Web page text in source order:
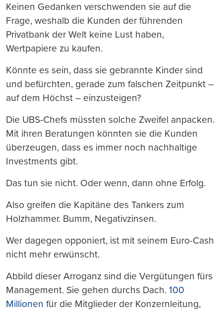
Keinen Gedanken verschwenden sie auf die
Frage, weshalb die Kunden der führenden
Privatbank der Welt keine Lust haben,
Wertpapiere zu kaufen.
Könnte es sein, dass sie gebrannte Kinder sind
und befürchten, gerade zum falschen Zeitpunkt –
auf dem Höchst – einzusteigen?
Die UBS-Chefs müssten solche Zweifel anpacken.
Mit ihren Beratungen könnten sie die Kunden
überzeugen, dass es immer noch nachhaltige
Investments gibt.
Das tun sie nicht. Oder wenn, dann ohne Erfolg.
Also greifen die Kapitäne des Tankers zum
Holzhammer. Bumm, Negativzinsen.
Wer dagegen opponiert, ist mit seinem Euro-Cash
nicht mehr erwünscht.
Abbild dieser Arroganz sind die Vergütungen fürs
Management. Sie gehen durchs Dach. 100
Millionen für die Mitglieder der Konzernleitung,